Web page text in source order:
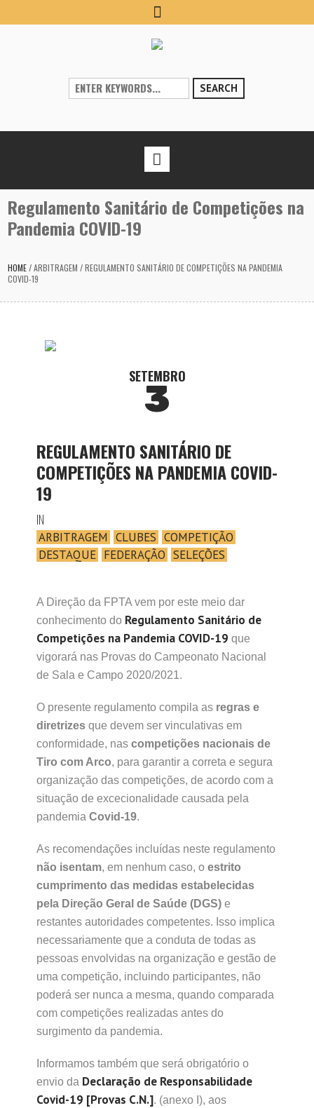
SEARCH
Regulamento Sanitário de Competições na
Pandemia COVID-19
HOME/ARBITRAGEM /REGULAMENTO SANITÁRIO DE COMPETIÇÕES NA PANDEMIA
COVID-19
SETEMBRO
3
REGULAMENTO SANITÁRIO DE
COMPETIÇÕES NA PANDEMIA COVID-
19
IN
ARBITRAGEM CLUBES COMPETIÇÃO
DESTAQUE FEDERAÇÃO SELEÇÕES
A Direção da FPTA vem por este meio dar
conhecimento do Regulamento Sanitário de
Competições na Pandemia COVID-19 que
vigorará nas Provas do Campeonato Nacional
de Sala e Campo 2020/2021.
O presente regulamento compila as regras e
diretrizes que devem ser vinculativas em
conformidade, nas competições nacionais de
Tiro com Arco, para garantir a correta e segura
organização das competições, de acordo com a
situação de excecionalidade causada pela
pandemia Covid-19.
As recomendações incluídas neste regulamento
não isentam, em nenhum caso, o estrito
cumprimento das medidas estabelecidas
pela Direção Geral de Saúde (DGS) e
restantes autoridades competentes. Isso implica
necessariamente que a conduta de todas as
pessoas envolvidas na organização e gestão de
uma competição, incluindo participantes, não
poderá ser nunca a mesma, quando comparada
com competições realizadas antes do
surgimento da pandemia.
Informamos também que será obrigatório o
envio da Declaração de Responsabilidade
Covid-19 [Provas C.N.]. (anexo I), aos